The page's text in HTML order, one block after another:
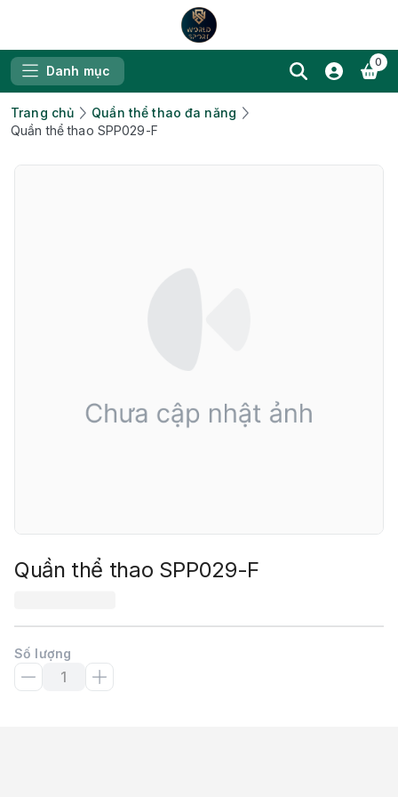
Danh mục
0
Trang chủ
Quần thể thao đa năng
Quần thể thao SPP029-F
Quần thể thao SPP029-F
Số lượng